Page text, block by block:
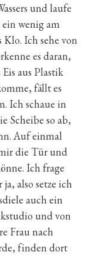
und laufe
wenig am
Klo. Ich sehe von
es daran,
aus Plastik
fällt es
Ich schaue in
Scheibe so ab,
Auf einmal
die Tür und
Ich frage
also setze ich
auch ein
und von
Frau nach
finden dort